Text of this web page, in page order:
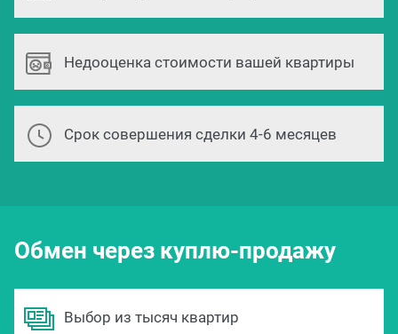
Недооценка стоимости вашей квартиры
Срок совершения сделки 4-6 месяцев
Обмен через куплю-продажу
Выбор из тысяч квартир